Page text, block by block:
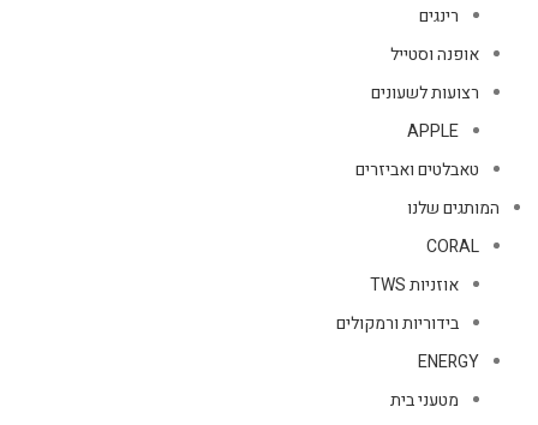
רינגים
אופנה וסטייל
רצועות לשעונים
APPLE
טאבלטים ואביזרים
המותגים שלנו
CORAL
אוזניות TWS
בידוריות ורמקולים
ENERGY
מטעני בית